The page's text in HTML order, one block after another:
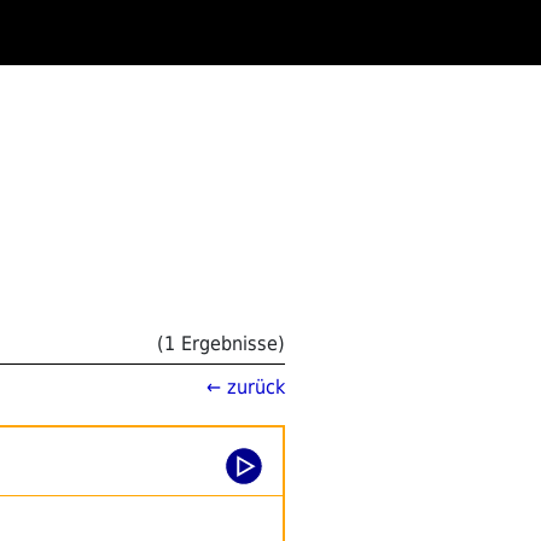
(1 Ergebnisse)
← zurück